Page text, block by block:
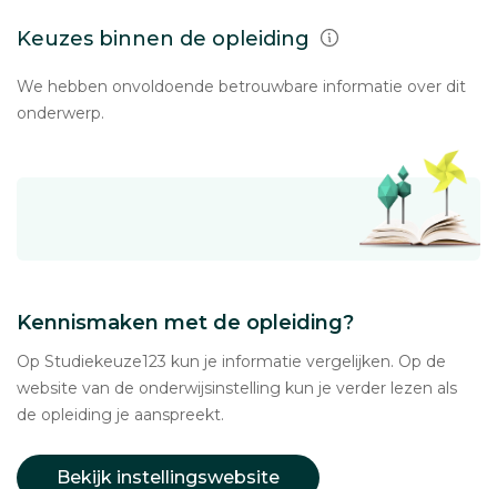
Keuzes binnen de opleiding
We hebben onvoldoende betrouwbare informatie over dit
onderwerp.
Kennismaken met de opleiding?
Op Studiekeuze123 kun je informatie vergelijken. Op de
website van de onderwijsinstelling kun je verder lezen als
de opleiding je aanspreekt.
Bekijk instellingswebsite